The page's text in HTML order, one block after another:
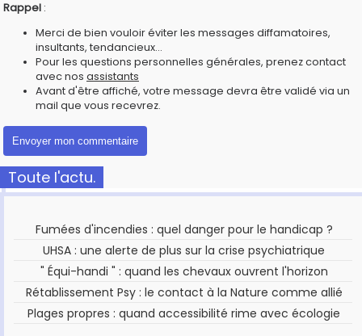
Rappel :
Merci de bien vouloir éviter les messages diffamatoires,
insultants, tendancieux...
Pour les questions personnelles générales, prenez contact
avec nos assistants
Avant d'être affiché, votre message devra être validé via un
mail que vous recevrez.
Toute l'actu.
Fumées d'incendies : quel danger pour le handicap ?
UHSA : une alerte de plus sur la crise psychiatrique
" Équi-handi " : quand les chevaux ouvrent l'horizon
Rétablissement Psy : le contact à la Nature comme allié
Plages propres : quand accessibilité rime avec écologie